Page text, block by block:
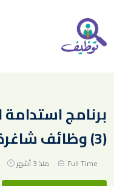
برنامج
(3) وظائف شاغرة لحملة البكالوريوس
Full Time منذ 3 أشهر